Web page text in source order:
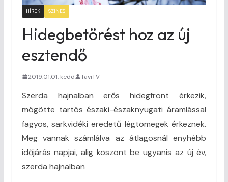
HÍREK SZINES
Hidegbetörést hoz az új
esztendő
2019.01.01. kedd TaviTV
Szerda hajnalban erős hidegfront érkezik,
mögötte tartós északi-északnyugati áramlással
fagyos, sarkvidéki eredetű légtömegek érkeznek.
Meg vannak számlálva az átlagosnál enyhébb
időjárás napjai, alig köszönt be ugyanis az új év,
szerda hajnalban